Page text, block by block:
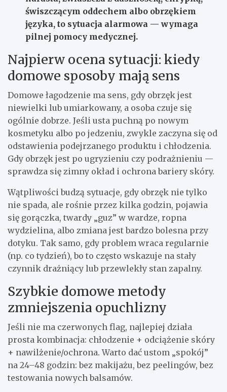
świszczącym oddechem albo obrzękiem
języka, to sytuacja alarmowa — wymaga
pilnej pomocy medycznej.
Najpierw ocena sytuacji: kiedy
domowe sposoby mają sens
Domowe łagodzenie ma sens, gdy obrzęk jest
niewielki lub umiarkowany, a osoba czuje się
ogólnie dobrze. Jeśli usta puchną po nowym
kosmetyku albo po jedzeniu, zwykle zaczyna się od
odstawienia podejrzanego produktu i chłodzenia.
Gdy obrzęk jest po ugryzieniu czy podrażnieniu —
sprawdza się zimny okład i ochrona bariery skóry.
Wątpliwości budzą sytuacje, gdy obrzęk nie tylko
nie spada, ale rośnie przez kilka godzin, pojawia
się gorączka, twardy „guz” w wardze, ropna
wydzielina, albo zmiana jest bardzo bolesna przy
dotyku. Tak samo, gdy problem wraca regularnie
(np. co tydzień), bo to często wskazuje na stały
czynnik drażniący lub przewlekły stan zapalny.
Szybkie domowe metody
zmniejszenia opuchlizny
Jeśli nie ma czerwonych flag, najlepiej działa
prosta kombinacja: chłodzenie + odciążenie skóry
+ nawilżenie/ochrona. Warto dać ustom „spokój”
na 24–48 godzin: bez makijażu, bez peelingów, bez
testowania nowych balsamów.